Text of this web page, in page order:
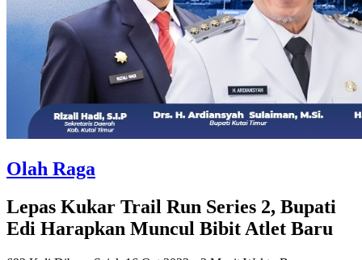
Olah Raga
Lepas Kukar Trail Run Series 2, Bupati
Edi Harapkan Muncul Bibit Atlet Baru